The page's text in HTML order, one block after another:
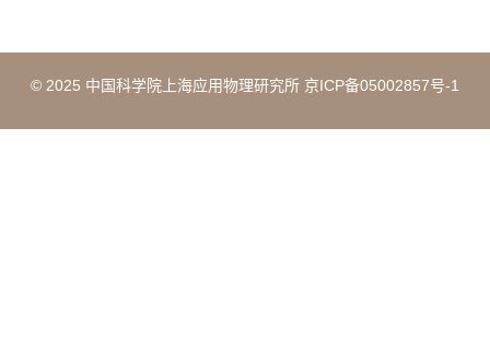
© 2025 中国科学院上海应用物理研究所 京ICP备05002857号-1